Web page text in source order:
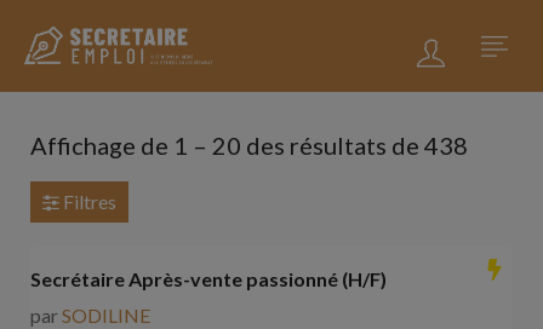
Affichage de 1 – 20 des résultats de 438
Filtres
Secrétaire Après-vente passionné (H/F)
parSODILINE